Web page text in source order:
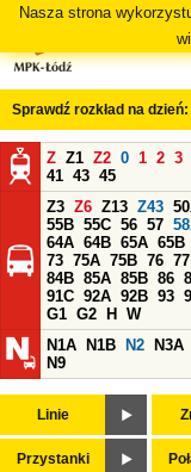
Nasza strona
Sprawdź rozkład na dzień:
Z Z1 Z2 0 1 2 3
41 43 45
Z3 Z6 Z13 Z43
55B 55C 56 57
64A 64B 65A 65B
73 75A 75B 76 77
84B 85A 85B 86
91C 92A 92B 93
G1 G2 H
W
N1A
N1B N2 N3A
N9
Linie
Przystanki